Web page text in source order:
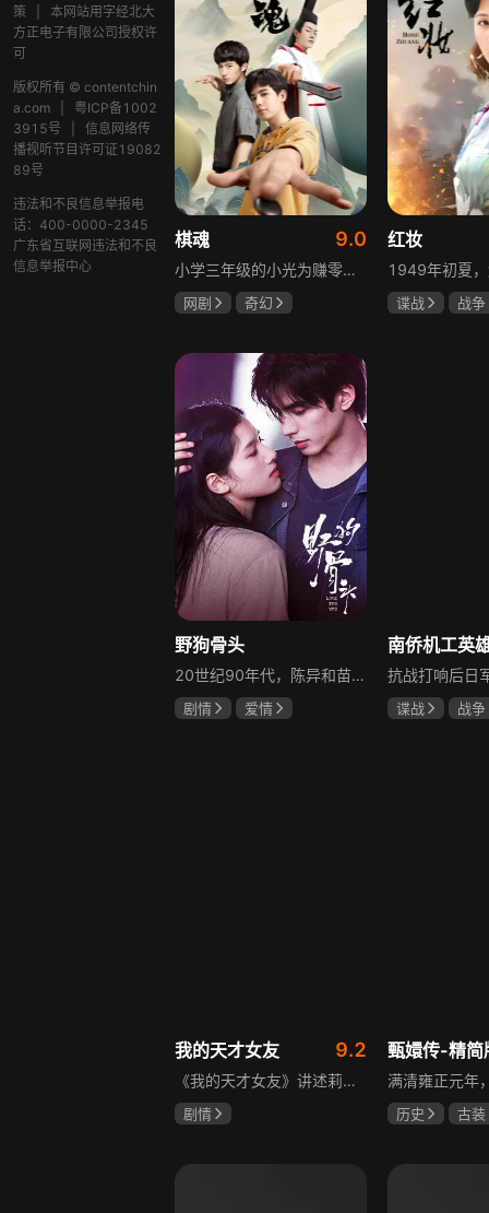
策
本网站用字经北大
方正电子有限公司授权许
可
版权所有 © contentchin
a.com
粤ICP备1002
3915号
信息网络传
播视听节目许可证19082
89号
违法和不良信息举报电
话：400-0000-2345
广东省互联网违法和不良
信息举报中心
棋魂 9.0
小学三年级的小光为赚零用钱到爷爷家寻宝，偶然翻出旧棋盘，接触棋盘的一瞬间，附身棋盘中的棋士褚嬴的灵魂进入了小光体内。后来小光在学校围棋会所结识少年天才小亮，为测试褚嬴实力，小光贸然与小亮对弈并小胜，他误以为褚嬴棋力平平，小亮却大受打击。数日后小亮再次挑战，再次惨败在褚嬴手下，二人从此成了相爱相杀的棋坛宿敌。在褚嬴指导下，小光进步神速，逐渐对围棋产生兴趣，最终在全国大赛与小亮激战中，褚嬴下出绝妙一局，小光却看出更高一着，终于在自己努力、褚嬴帮助和与小亮的磨练中，独立对弈，燃起真正的棋魂。
网剧
奇幻
红妆
谍战
战争
野狗骨头
20世纪90年代，陈异和苗靖因父母相识结缘，从充满敌意到彼此依靠，后因家庭变故不得不相依为命。大学时苗靖告白，陈异却因纵火案逼她离开藤城。多年后重逢，陈异为保护苗靖以身入局，两人并肩对抗走私团伙，最终陈异告白，两人终成眷属。
剧情
爱情
谍战
战争
我的天才女友 9.2
《我的天才女友》讲述莉拉和莱侬这对好朋友的童年与少年时代。故事从友情开始，描绘女性友情的微妙变化——她们相互支持、妒忌和猜疑，又不断向外拓展，在与外部世界的试探中为自己塑形。莉拉聪明漂亮，莱侬羡慕她的天赋与决断力，两人都视对方为隐秘镜子，暗暗角力，展现女性成长中的复杂关系与自我探寻。
剧情
甄嬛传-精简
历史
古装